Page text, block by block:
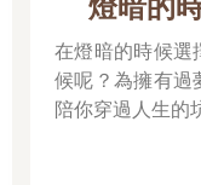
在燈暗的時候選
候呢？為擁有過
陪你穿過人生的